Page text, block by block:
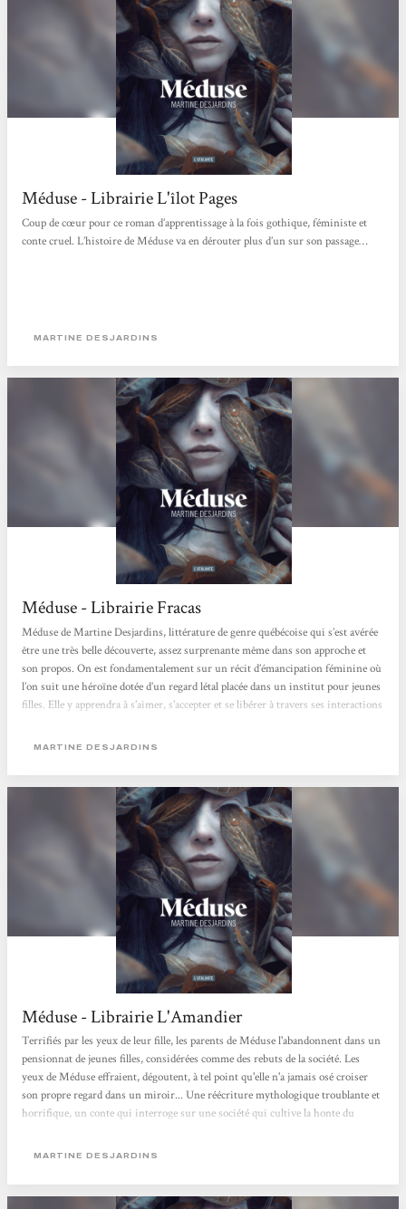
Méduse - Librairie L'îlot Pages
Coup de cœur pour ce roman d’apprentissage à la fois gothique, féministe et
conte cruel. L’histoire de Méduse va en dérouter plus d’un sur son passage…
MARTINE DESJARDINS
Méduse - Librairie Fracas
Méduse de Martine Desjardins, littérature de genre québécoise qui s’est avérée
être une très belle découverte, assez surprenante même dans son approche et
son propos. On est fondamentalement sur un récit d’émancipation féminine où
l’on suit une héroïne dotée d’un regard létal placée dans un institut pour jeunes
filles. Elle y apprendra à s’aimer, s’accepter et se libérer à travers ses interactions
avertissement...
MARTINE DESJARDINS
Méduse - Librairie L'Amandier
Terrifiés par les yeux de leur fille, les parents de Méduse l'abandonnent dans un
pensionnat de jeunes filles, considérées comme des rebuts de la société. Les
yeux de Méduse effraient, dégoutent, à tel point qu'elle n'a jamais osé croiser
son propre regard dans un miroir... Une réécriture mythologique troublante et
horrifique, un conte qui interroge sur une société qui cultive la honte du
MARTINE DESJARDINS